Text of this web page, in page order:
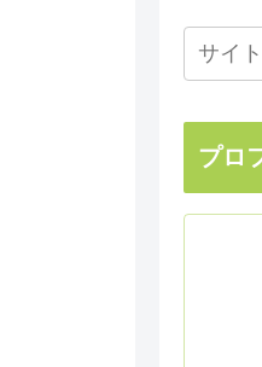
プロ